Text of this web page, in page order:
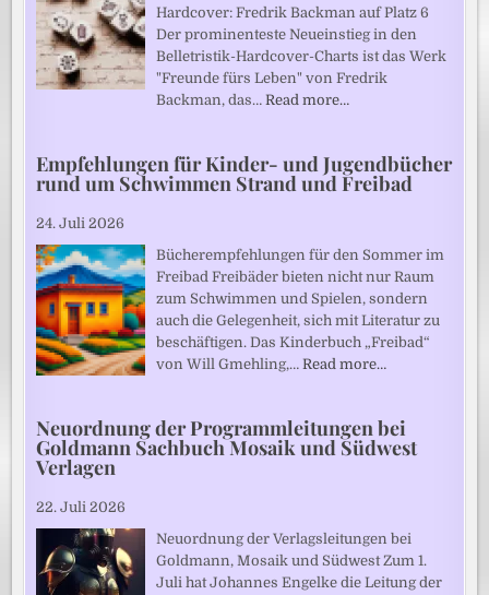
Hardcover: Fredrik Backman auf Platz 6
Der prominenteste Neueinstieg in den
Belletristik-Hardcover-Charts ist das Werk
"Freunde fürs Leben" von Fredrik
Backman, das…Read more…
Empfehlungen für Kinder- und Jugendbücher
rund um Schwimmen Strand und Freibad
24. Juli 2026
Bücherempfehlungen für den Sommer im
Freibad Freibäder bieten nicht nur Raum
zum Schwimmen und Spielen, sondern
auch die Gelegenheit, sich mit Literatur zu
beschäftigen. Das Kinderbuch „Freibad“
von Will Gmehling,…Read more…
Neuordnung der Programmleitungen bei
Goldmann Sachbuch Mosaik und Südwest
Verlagen
22. Juli 2026
Neuordnung der Verlagsleitungen bei
Goldmann, Mosaik und Südwest Zum 1.
Juli hat Johannes Engelke die Leitung der